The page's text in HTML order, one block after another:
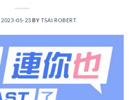
2023-05-23 BYTSAI ROBERT